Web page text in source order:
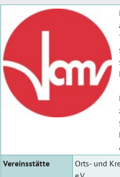
Vereinsstätte
Orts- und